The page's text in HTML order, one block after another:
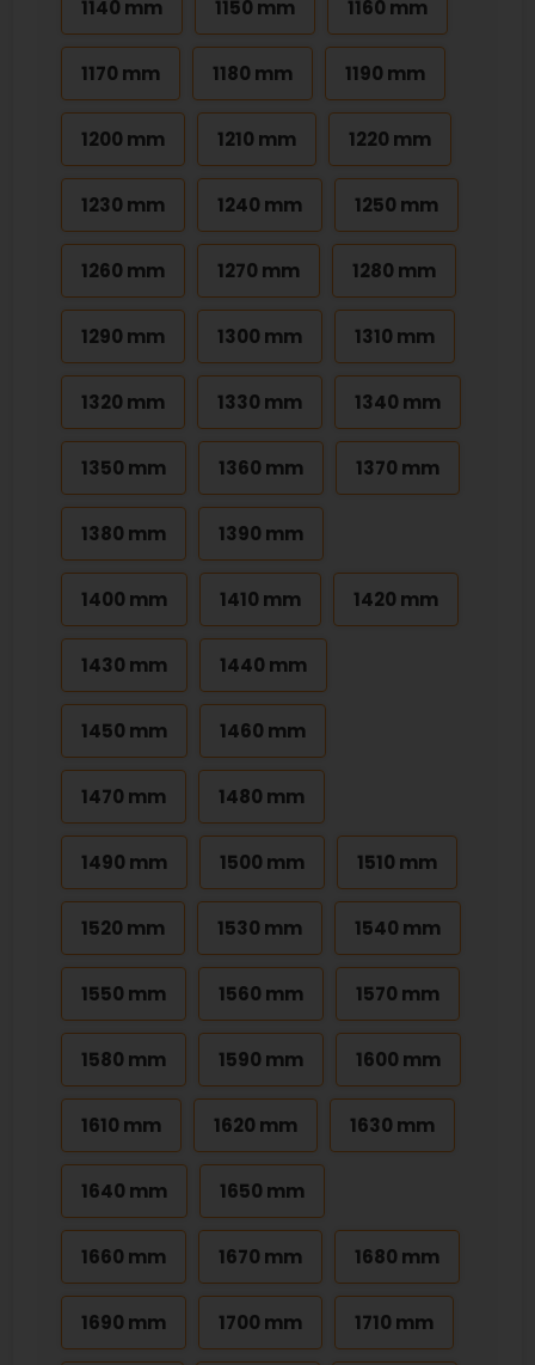
1140 mm 1150 mm 1160 mm
1170 mm 1180 mm 1190 mm
1200 mm 1210 mm 1220 mm
1230 mm 1240 mm 1250 mm
1260 mm 1270 mm 1280 mm
1290 mm 1300 mm 1310 mm
1320 mm 1330 mm 1340 mm
1350 mm 1360 mm 1370 mm
1380 mm 1390 mm
1400 mm 1410 mm 1420 mm
1430 mm 1440 mm
1450 mm 1460 mm
1470 mm 1480 mm
1490 mm 1500 mm 1510 mm
1520 mm 1530 mm 1540 mm
1550 mm 1560 mm 1570 mm
1580 mm 1590 mm 1600 mm
1610 mm 1620 mm 1630 mm
1640 mm 1650 mm
1660 mm 1670 mm 1680 mm
1690 mm 1700 mm 1710 mm